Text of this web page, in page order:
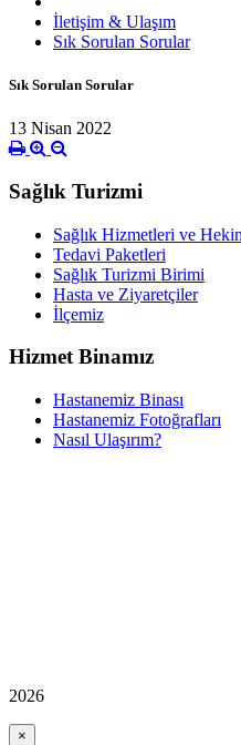
İletişim & Ulaşım
Sık Sorulan Sorular
Sık Sorulan Sorular
13 Nisan 2022
Sağlık Turizmi
Sağlık Hizmetleri ve
Tedavi Paketleri
Sağlık Turizmi Birimi
Hasta ve Ziyaretçiler
İlçemiz
Hizmet Binamız
Hastanemiz Binası
Hastanemiz Fotoğrafları
Nasıl Ulaşırım?
2026
×